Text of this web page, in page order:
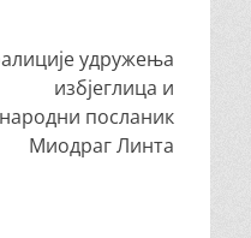
удружења
избјеглица и
народни посланик
Миодраг Линтa